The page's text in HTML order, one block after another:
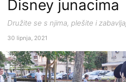
Disney junacima
Družite se s njima, plešite i
30 lipnja, 2021